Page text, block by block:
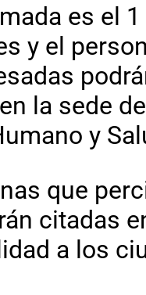
es el
y el
la sede
y
que
citadas
a los